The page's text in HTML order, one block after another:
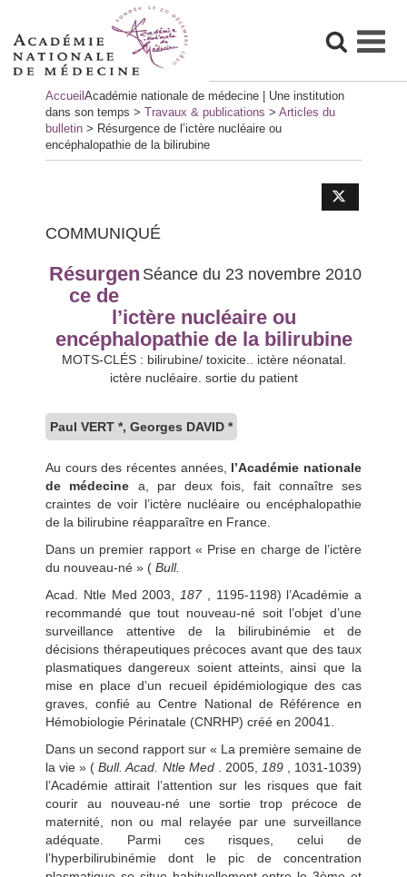
Accueil Académie nationale de médecine | Une institution
dans son temps > Travaux & publications > Articles du
bulletin > Résurgence de l’ictère nucléaire ou
encéphalopathie de la bilirubine
COMMUNIQUÉ
Séance du 23 novembre 2010
Résurgen
ce de
l’ictère nucléaire ou
encéphalopathie de la bilirubine
MOTS-CLÉS : bilirubine/ toxicite.. ictère néonatal.
ictère nucléaire. sortie du patient
Paul VERT *, Georges DAVID *
Au cours des récentes années, l’Académie nationale
de médecine a, par deux fois, fait connaître ses
craintes de voir l’ictère nucléaire ou encéphalopathie
de la bilirubine réapparaître en France.
Dans un premier rapport « Prise en charge de l’ictère
du nouveau-né » ( Bull.
Acad. Ntle Med 2003,
187, 1195-1198) l’Académie a
recommandé que tout nouveau-né soit l’objet d’une
surveillance attentive de la bilirubinémie et de
décisions thérapeutiques précoces avant que des taux
plasmatiques dangereux soient atteints, ainsi que la
mise en place d’un recueil épidémiologique des cas
graves, confié au Centre National de Référence en
Hémobiologie Périnatale (CNRHP) créé en 20041.
Dans un second rapport sur « La première semaine de
la vie » ( Bull. Acad. Ntle Med. 2005, 189, 1031-1039)
l’Académie attirait l’attention sur les risques que fait
courir au nouveau-né une sortie trop précoce de
maternité, non ou mal relayée par une surveillance
adéquate. Parmi ces risques, celui de
l’hyperbilirubinémie dont le pic de concentration